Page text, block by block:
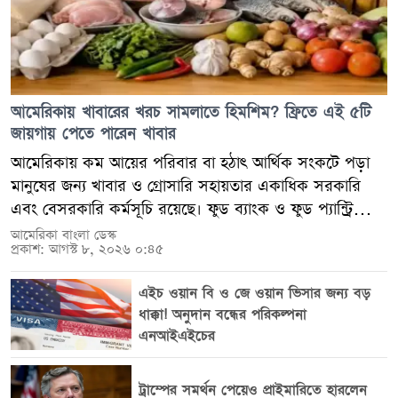
আমেরিকায় খাবারের খরচ সামলাতে হিমশিম? ফ্রিতে এই ৫টি
জায়গায় পেতে পারেন খাবার
আমেরিকায় কম আয়ের পরিবার বা হঠাৎ আর্থিক সংকটে পড়া
মানুষের জন্য খাবার ও গ্রোসারি সহায়তার একাধিক সরকারি
এবং বেসরকারি কর্মসূচি রয়েছে। ফুড ব্যাংক ও ফুড প্যান্ট্রি
থেকে সরাসরি খাবার নেওয়ার পাশাপাশি যোগ্য পরিবারগুলো
স্ন্যাপ, উইক এবং টিইএফএপের মতো কর্মসূচির মাধ্যমেও
সহায়তা পেতে পারে। তবে সব কর্মসূচি থেকে প্রত্যেক সপ্তাহে
বিনামূল্যে বাজার পাওয়া যায়, এমন ধারণা সঠিক নয়। কোন
কর্মসূচিতে কতটুকু সহায়তা পাওয়া যাবে, কতবার পাওয়া যাবে
এবং কারা যোগ্য হবেন, তা রাজ্য, পরিবার, আয় এবং স্থানীয়
সংস্থার নিয়ম অনুযায়ী পরিবর্তিত হয়। ফুড ব্যাংক ও ফুড
আমেরিকা বাংলা ডেস্ক
প্রকাশ: আগস্ট ৮, ২০২৬ ০:৪৫
এইচ ওয়ান বি ও জে ওয়ান ভিসার জন্য বড়
ধাক্কা! অনুদান বন্ধের পরিকল্পনা
এনআইএইচের
ট্রাম্পের সমর্থন পেয়েও প্রাইমারিতে হারলেন